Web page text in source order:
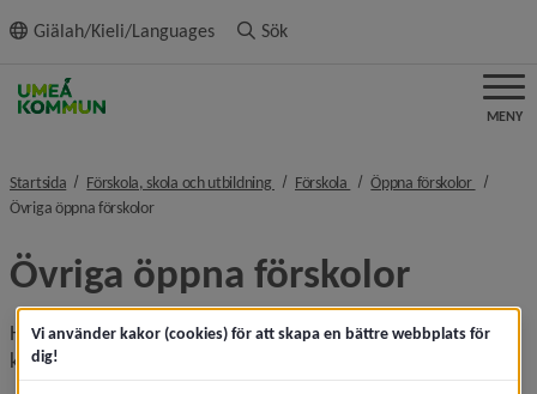
innehållet
Giälah/Kieli/Languages Sök
MENY
Startsida Förskola, skola och utbildning nivå i brödsmulenavigeringen
Förskola nivå i brödsmulenavigeringen
Öppna förskolor nivå i
Övriga öppna förskolornivå i brödsmulenavigeringen
Övriga öppna förskolor
Här finns länkar till Öppna förskolor som inte drivs av
kommunen.
Vi använder kakor (cookies) för att skapa en bättre webbplats för
dig!